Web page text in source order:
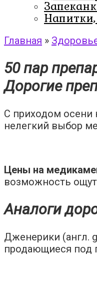
Главная »
50 пар
Дорогие
С приходом осени
нелегкий выбор
Цены на
возможность
Аналоги
Дженерики (англ.
продающиеся под